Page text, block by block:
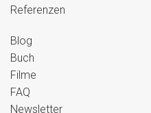
Referenzen
Blog
Buch
Filme
FAQ
Newsletter